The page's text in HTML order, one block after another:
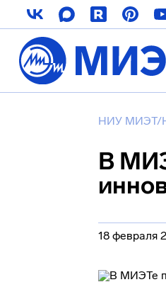
НИУ МИЭТ/
В
18 февраля